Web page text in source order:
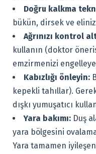
Doğru kalkma
bükün, dirsek ve
Ağrınızı kontrol
kullanın (doktor
emzirmenizi
Kabızlığı önleyin:
kepekli tahıllar).
dışkı yumuşatıcı
Yara bakımı: Duş
yara bölgesini
Yara tamamen